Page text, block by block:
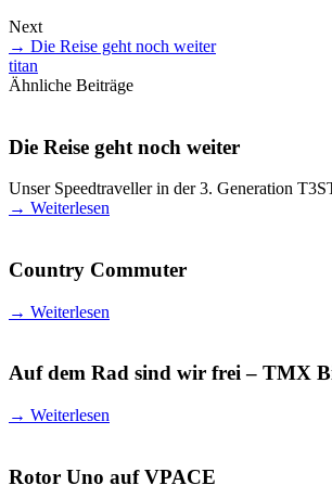
Next
→ Die Reise geht noch weiter
titan
Ähnliche Beiträge
Die Reise geht noch weiter
Unser Speedtraveller in der 3. Generation
→ Weiterlesen
Country Commuter
→ Weiterlesen
Auf dem Rad sind wir frei – TMX
→ Weiterlesen
Rotor Uno auf VPACE